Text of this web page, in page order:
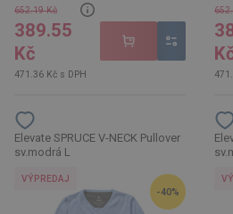
652.19 Kč
389.55
Kč
471.36 Kč s DPH
Elevate SPRUCE V-NECK Pullover
sv.modrá L
VÝPREDAJ
-40%